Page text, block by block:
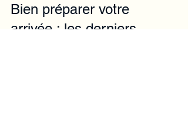
Bien préparer votre
arrivée : les derniers